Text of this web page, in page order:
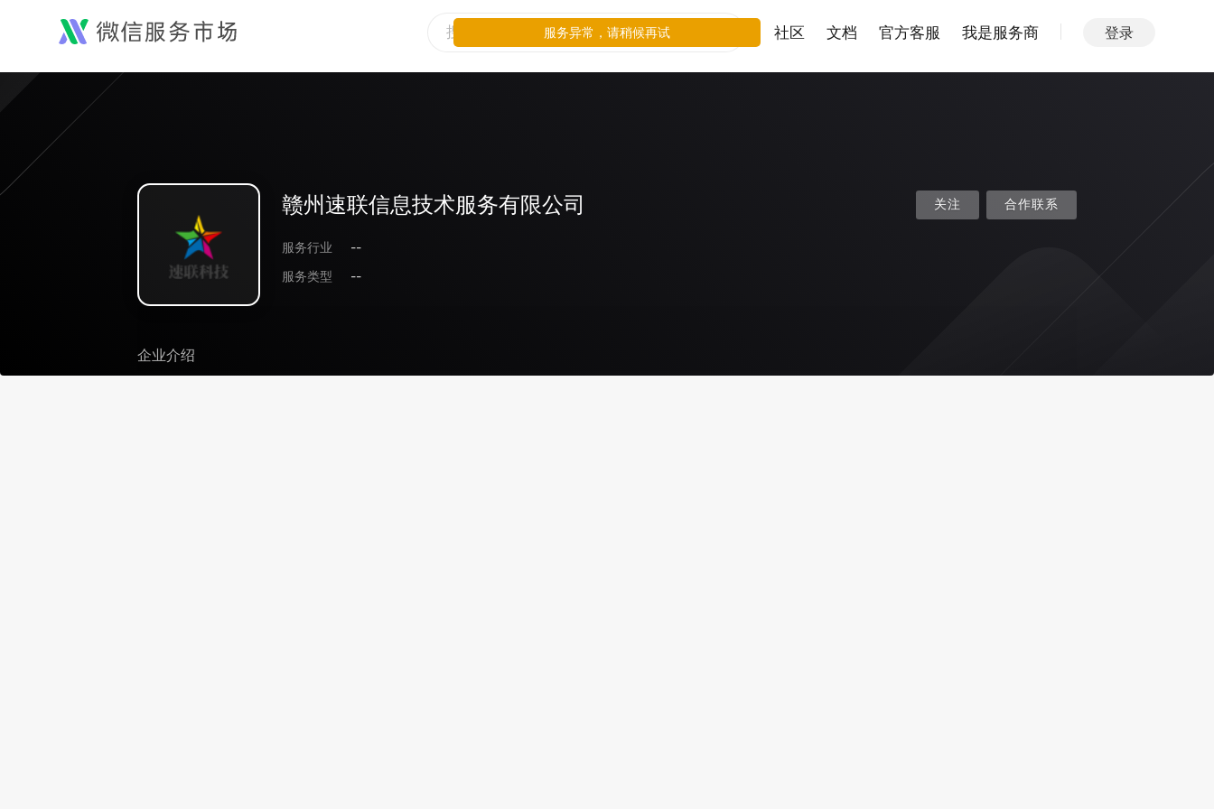
社区 文档 官方客服 我是服务商 登录
赣州速联信息技术服务有限公司
服务行业
--
服务类型
--
关注 合作联系
企业介绍
服务异常，请稍候再试